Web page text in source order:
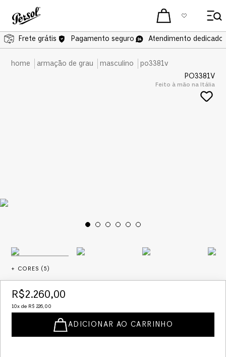
Frete grátis Pagamento seguro Atendimento dedicado
armação de grau masculino
po3381v
PO3381V
Feito à mão na Itália
+ CORES (5)
R$2.260,00
10x de R$ 226,00
ADICIONAR AO CARRINHO